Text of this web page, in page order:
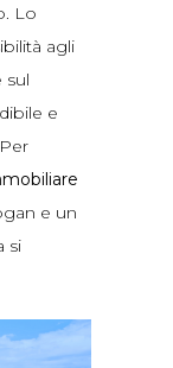
Lo
agli
sul
e
. Per
e un
si